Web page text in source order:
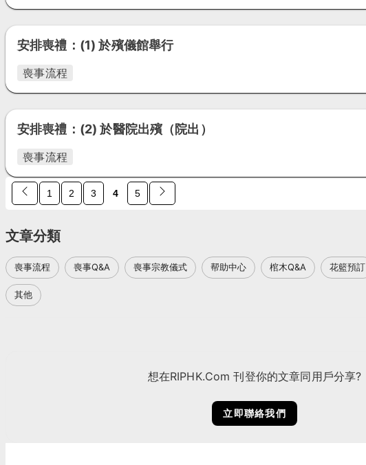
安排喪禮：(1) 於殯儀館舉行
喪事流程
安排喪禮：(2) 於醫院出殯（院出）
喪事流程
1 2 3 4 5
文章分類
喪事流程 喪事Q&A 喪事宗教儀式 帮助中心 棺木Q&A 花籃預訂
其他
想在RIPHK.Com 刊登你的文章同用戶分享?
立即聯絡我們